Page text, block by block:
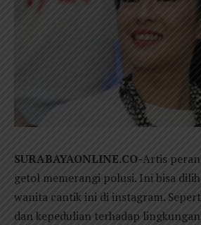
SURABAYAONLINE.CO-Artis
getol memerangi polusi. Ini bisa
wanita cantik ini di instagram.
dan kepedulian terhadap